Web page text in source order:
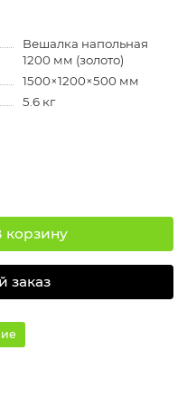
Вешалка напольная
1200 мм (золото)
1500×1200×500 мм
5.6 кг
корзину
заказ